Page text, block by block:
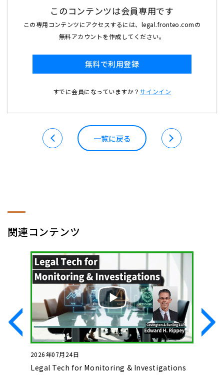
このコンテンツは会員専用です
この専用コンテンツにアクセスするには、legal.fronteo.comの
無料アカウントを作成してください。
無料で利用登録
すでに会員になっていますか？ サインイン
一覧に戻る
関連コンテンツ
2026年07月24日
Legal Tech for Monitoring & Investigations